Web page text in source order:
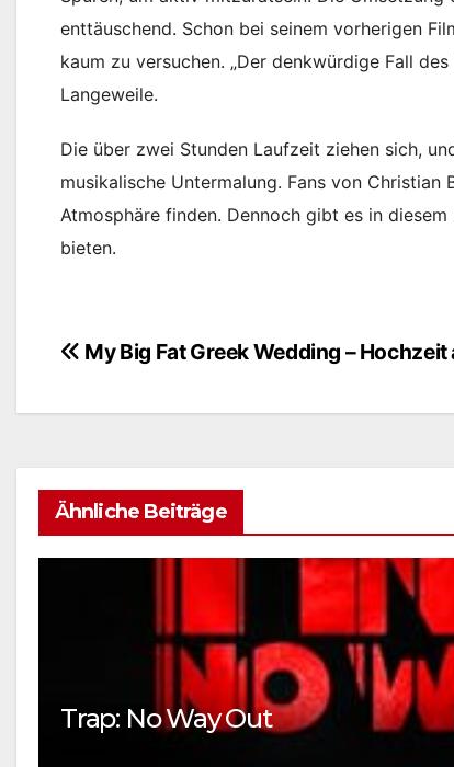
enttäuschend. Schon bei seinem vorherigen
kaum zu versuchen. „Der denkwürdige Fall
Langeweile.
Die über zwei Stunden Laufzeit ziehen sich,
musikalische Untermalung. Fans von
Atmosphäre finden. Dennoch gibt es in
bieten.
Beitragsnavigation
My Big Fat Greek Wedding –
Ähnliche Beiträge
Trap: No Way Out